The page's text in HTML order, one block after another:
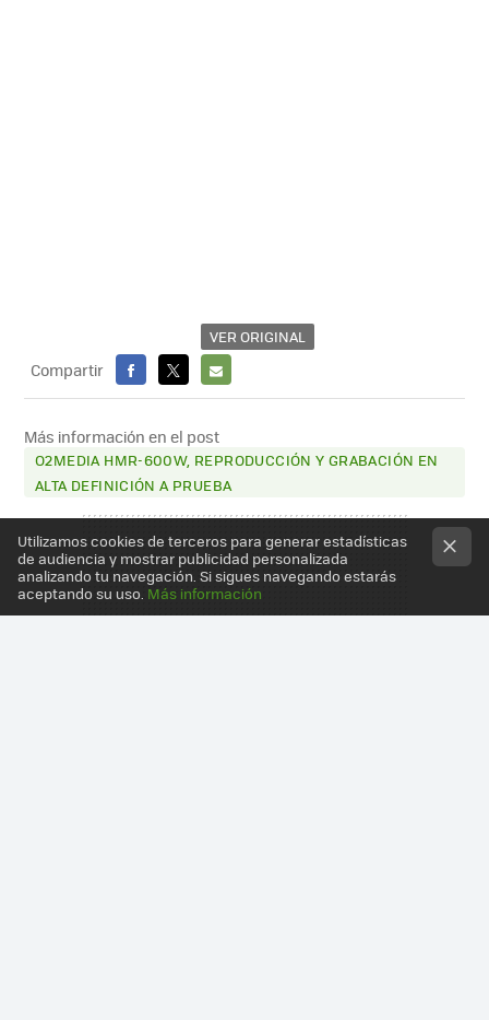
VER ORIGINAL
Compartir
FACEBOOK
X
E-
MAIL
Más información en el post
O2MEDIA HMR-600W, REPRODUCCIÓN Y GRABACIÓN EN
ALTA DEFINICIÓN A PRUEBA
Utilizamos cookies de terceros para generar estadísticas
de audiencia y mostrar publicidad personalizada
analizando tu navegación. Si sigues navegando estarás
aceptando su uso. Más información